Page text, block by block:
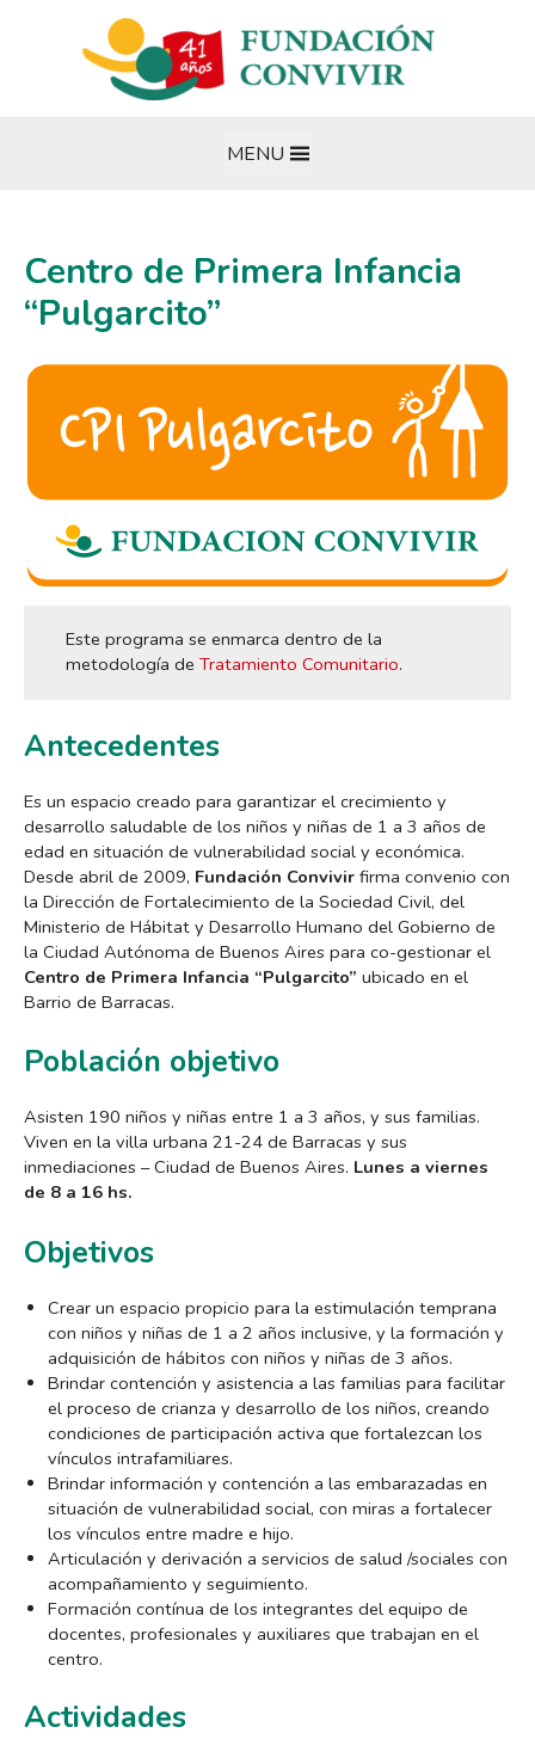
MENU
Centro de Primera Infancia
“Pulgarcito”
Este programa se enmarca dentro de la
metodología de Tratamiento Comunitario.
Antecedentes
Es un espacio creado para garantizar el crecimiento y
desarrollo saludable de los niños y niñas de 1 a 3 años de
edad en situación de vulnerabilidad social y económica.
Desde abril de 2009, Fundación Convivir firma convenio con
la Dirección de Fortalecimiento de la Sociedad Civil, del
Ministerio de Hábitat y Desarrollo Humano del Gobierno de
la Ciudad Autónoma de Buenos Aires para co-gestionar el
Centro de Primera Infancia “Pulgarcito” ubicado en el
Barrio de Barracas.
Población objetivo
Asisten 190 niños y niñas entre 1 a 3 años, y sus familias.
Viven en la villa urbana 21-24 de Barracas y sus
inmediaciones – Ciudad de Buenos Aires. Lunes a viernes
de 8 a 16 hs.
Objetivos
Crear un espacio propicio para la estimulación temprana
con niños y niñas de 1 a 2 años inclusive, y la formación y
adquisición de hábitos con niños y niñas de 3 años.
Brindar contención y asistencia a las familias para facilitar
el proceso de crianza y desarrollo de los niños, creando
condiciones de participación activa que fortalezcan los
vínculos intrafamiliares.
Brindar información y contención a las embarazadas en
situación de vulnerabilidad social, con miras a fortalecer
los vínculos entre madre e hijo.
Articulación y derivación a servicios de salud /sociales con
acompañamiento y seguimiento.
Formación contínua de los integrantes del equipo de
docentes, profesionales y auxiliares que trabajan en el
centro.
Actividades